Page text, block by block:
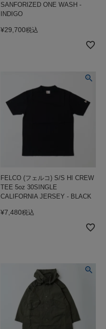
SANFORIZED ONE WASH -
INDIGO
¥29,700税込
FELCO (フェルコ) S/S HI CREW
TEE 5oz 30SINGLE
CALIFORNIA JERSEY - BLACK
¥7,480税込